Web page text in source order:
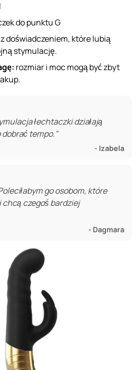
do punktu G
doświadczeniem, które lubią
stymulację.
rozmiar i moc mogą być zbyt
łechtaczki działają
dobrać tempo."
- Izabela
go osobom, które
chcą czegoś bardziej
- Dagmara